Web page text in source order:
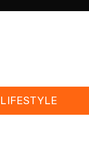
LIFESTYLE